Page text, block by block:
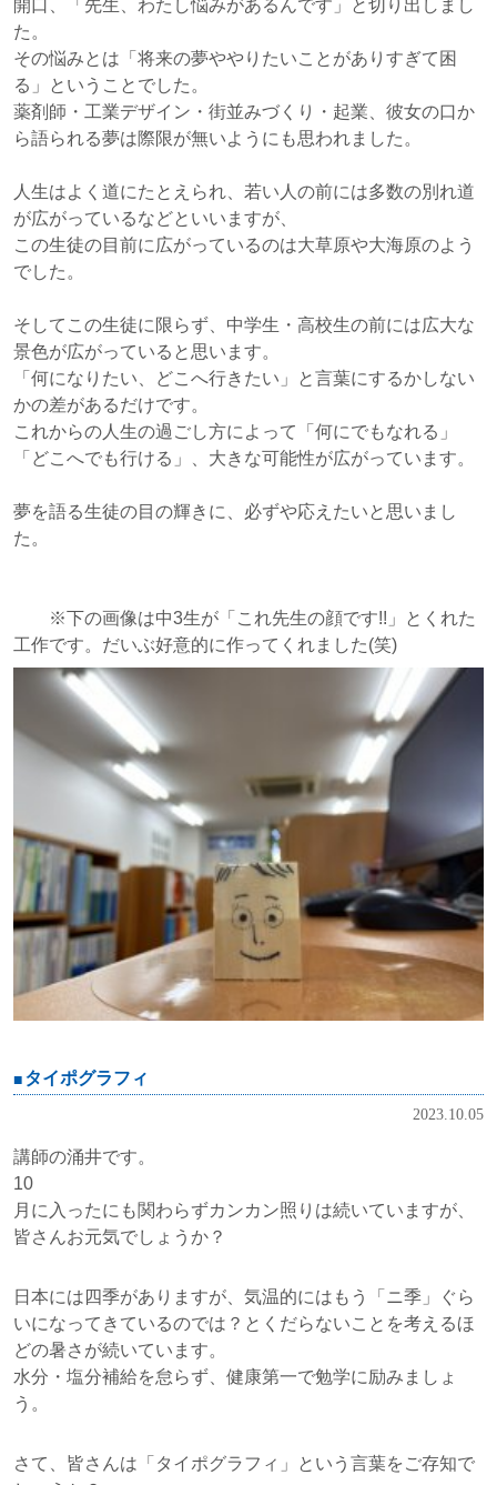
開口、「先生、わたし悩みがあるんです」と切り出しまし
た。
その悩みとは「将来の夢ややりたいことがありすぎて困
る」ということでした。
薬剤師・工業デザイン・街並みづくり・起業、彼女の口か
ら語られる夢は際限が無いようにも思われました。
人生はよく道にたとえられ、若い人の前には多数の別れ道
が広がっているなどといいますが、
この生徒の目前に広がっているのは大草原や大海原のよう
でした。
そしてこの生徒に限らず、中学生・高校生の前には広大な
景色が広がっていると思います。
「何になりたい、どこへ行きたい」と言葉にするかしない
かの差があるだけです。
これからの人生の過ごし方によって「何にでもなれる」
「どこへでも行ける」、大きな可能性が広がっています。
夢を語る生徒の目の輝きに、必ずや応えたいと思いまし
た。
※下の画像は中3生が「これ先生の顔です!!」とくれた
工作です。だいぶ好意的に作ってくれました(笑)
タイポグラフィ
2023.10.05
講師の涌井です。
10
月に入ったにも関わらずカンカン照りは続いていますが、
皆さんお元気でしょうか？
日本には四季がありますが、気温的にはもう「ニ季」ぐら
いになってきているのでは？とくだらないことを考えるほ
どの暑さが続いています。
水分・塩分補給を怠らず、健康第一で勉学に励みましょ
う。
さて、皆さんは「タイポグラフィ」という言葉をご存知で